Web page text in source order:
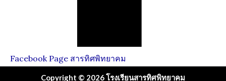
Facebook Page สารทิศพิทยาคม
Copyright © 2026 โรงเรียนสารทิศพิทยาคม